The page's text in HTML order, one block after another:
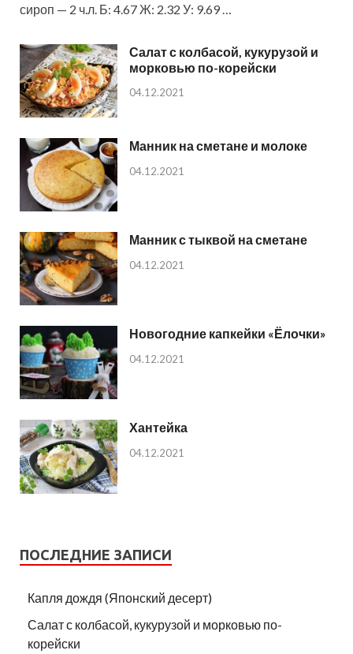
сироп — 2 ч.л. Б: 4.67 Ж: 2.32 У: 9.69 …
Салат с колбасой, кукурузой и
морковью по-корейски
04.12.2021
Манник на сметане и молоке
04.12.2021
Манник с тыквой на сметане
04.12.2021
Новогодние капкейки «Ёлочки»
04.12.2021
Хантейка
04.12.2021
ПОСЛЕДНИЕ ЗАПИСИ
Капля дождя (Японский десерт)
Салат с колбасой, кукурузой и морковью по-
корейски